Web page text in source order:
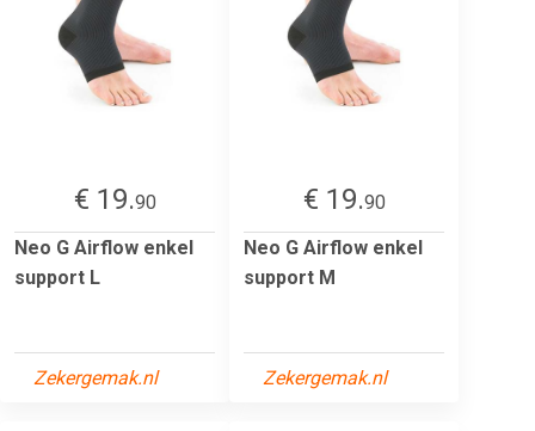
€ 19.90
Neo G Airflow enkel
support L
Zekergemak.nl
€ 19.90
Neo G Airflow enkel
support M
Zekergemak.nl